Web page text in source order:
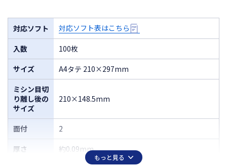
対応ソフト 対応ソフト表はこちら
入数
100枚
サイズ
A4タテ 210×297mm
ミシン目切
り離し後の
サイズ
210×148.5mm
面付
2
厚さ
約0.09mm
もっと見る